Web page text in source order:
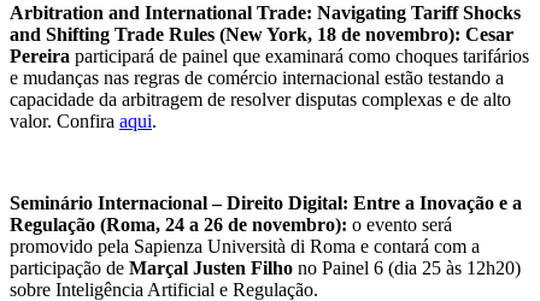
Arbitration and International Trade: Navigating Tariff Shocks
and Shifting Trade Rules (New York, 18 de novembro): Cesar
Pereira participará de painel que examinará como choques tarifários
e mudanças nas regras de comércio internacional estão testando a
capacidade da arbitragem de resolver disputas complexas e de alto
valor. Confira aqui.
Seminário Internacional – Direito Digital: Entre a Inovação e a
Regulação (Roma, 24 a 26 de novembro): o evento será
promovido pela Sapienza Università di Roma e contará com a
participação de Marçal Justen Filho no Painel 6 (dia 25 às 12h20)
sobre Inteligência Artificial e Regulação.